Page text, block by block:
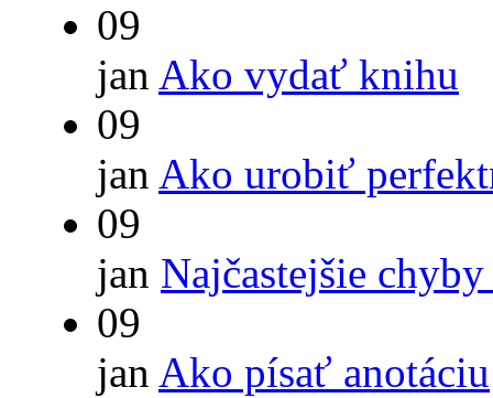
09
jan Ako vydať knihu
09
jan Ako urobiť
09
jan Najčastejšie
09
jan Ako písať anotáciu